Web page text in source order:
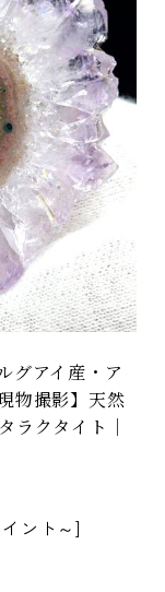
グアイ産・ア
物撮影】天然
ラクタイト｜
ント～]